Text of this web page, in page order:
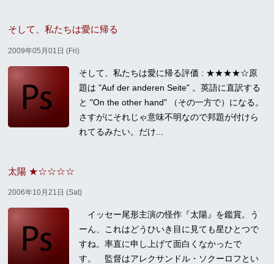
そして、私たちは愛に帰る
2009年05月01日 (Fri)
そして、私たちは愛に帰る評価 : ★★★★☆原
題は "Auf der anderen Seite" 。英語に直訳する
と "On the other hand" （その一方で）になる。
さすがにそれじゃ意味不明なので邦題が付けら
れてるみたい。だけ...
太陽 ★☆☆☆☆
2006年10月21日 (Sat)
イッセー尾形主演の怪作『太陽』を鑑賞。う
ーん、これはどうひいき目に見ても星ひとつで
すね。率直に申し上げて面白くなかったで
す。 監督はアレクサンドル・ソクーロフとい